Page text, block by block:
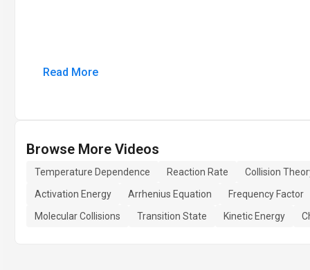
Read More
Browse More Videos
Temperature Dependence Reaction Rate
Collision
Activation Energy
Arrhenius Equation
Frequency Factor
Molecular Collisions
Transition State Kinetic Energy